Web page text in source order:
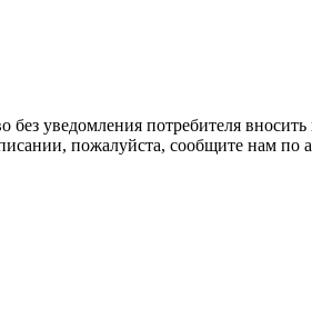
без уведомления потребителя
пожалуйста, сообщите нам по